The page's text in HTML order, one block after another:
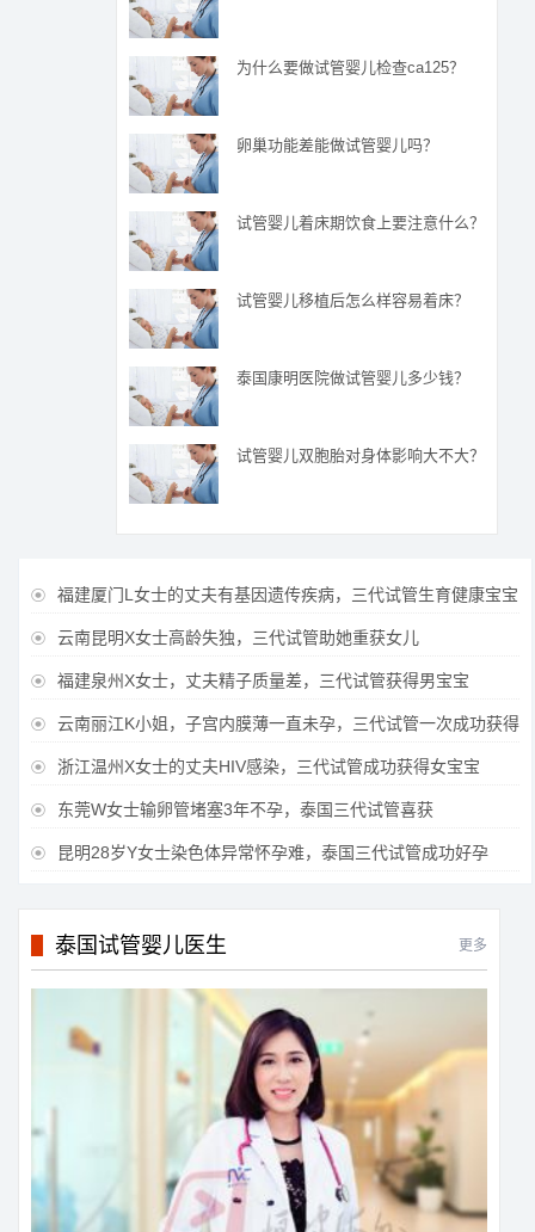
为什么要做试管婴儿检查ca125？
卵巢功能差能做试管婴儿吗？
试管婴儿着床期饮食上要注意什么？
试管婴儿移植后怎么样容易着床？
泰国康明医院做试管婴儿多少钱？
试管婴儿双胞胎对身体影响大不大？
 福建厦门L女士的丈夫有基因遗传疾病，三代试管生育健康宝宝
 云南昆明X女士高龄失独，三代试管助她重获女儿
 福建泉州X女士，丈夫精子质量差，三代试管获得男宝宝
 云南丽江K小姐，子宫内膜薄一直未孕，三代试管一次成功获得
 浙江温州X女士的丈夫HIV感染，三代试管成功获得女宝宝
 东莞W女士输卵管堵塞3年不孕，泰国三代试管喜获
 昆明28岁Y女士染色体异常怀孕难，泰国三代试管成功好孕
泰国试管婴儿医生 更多